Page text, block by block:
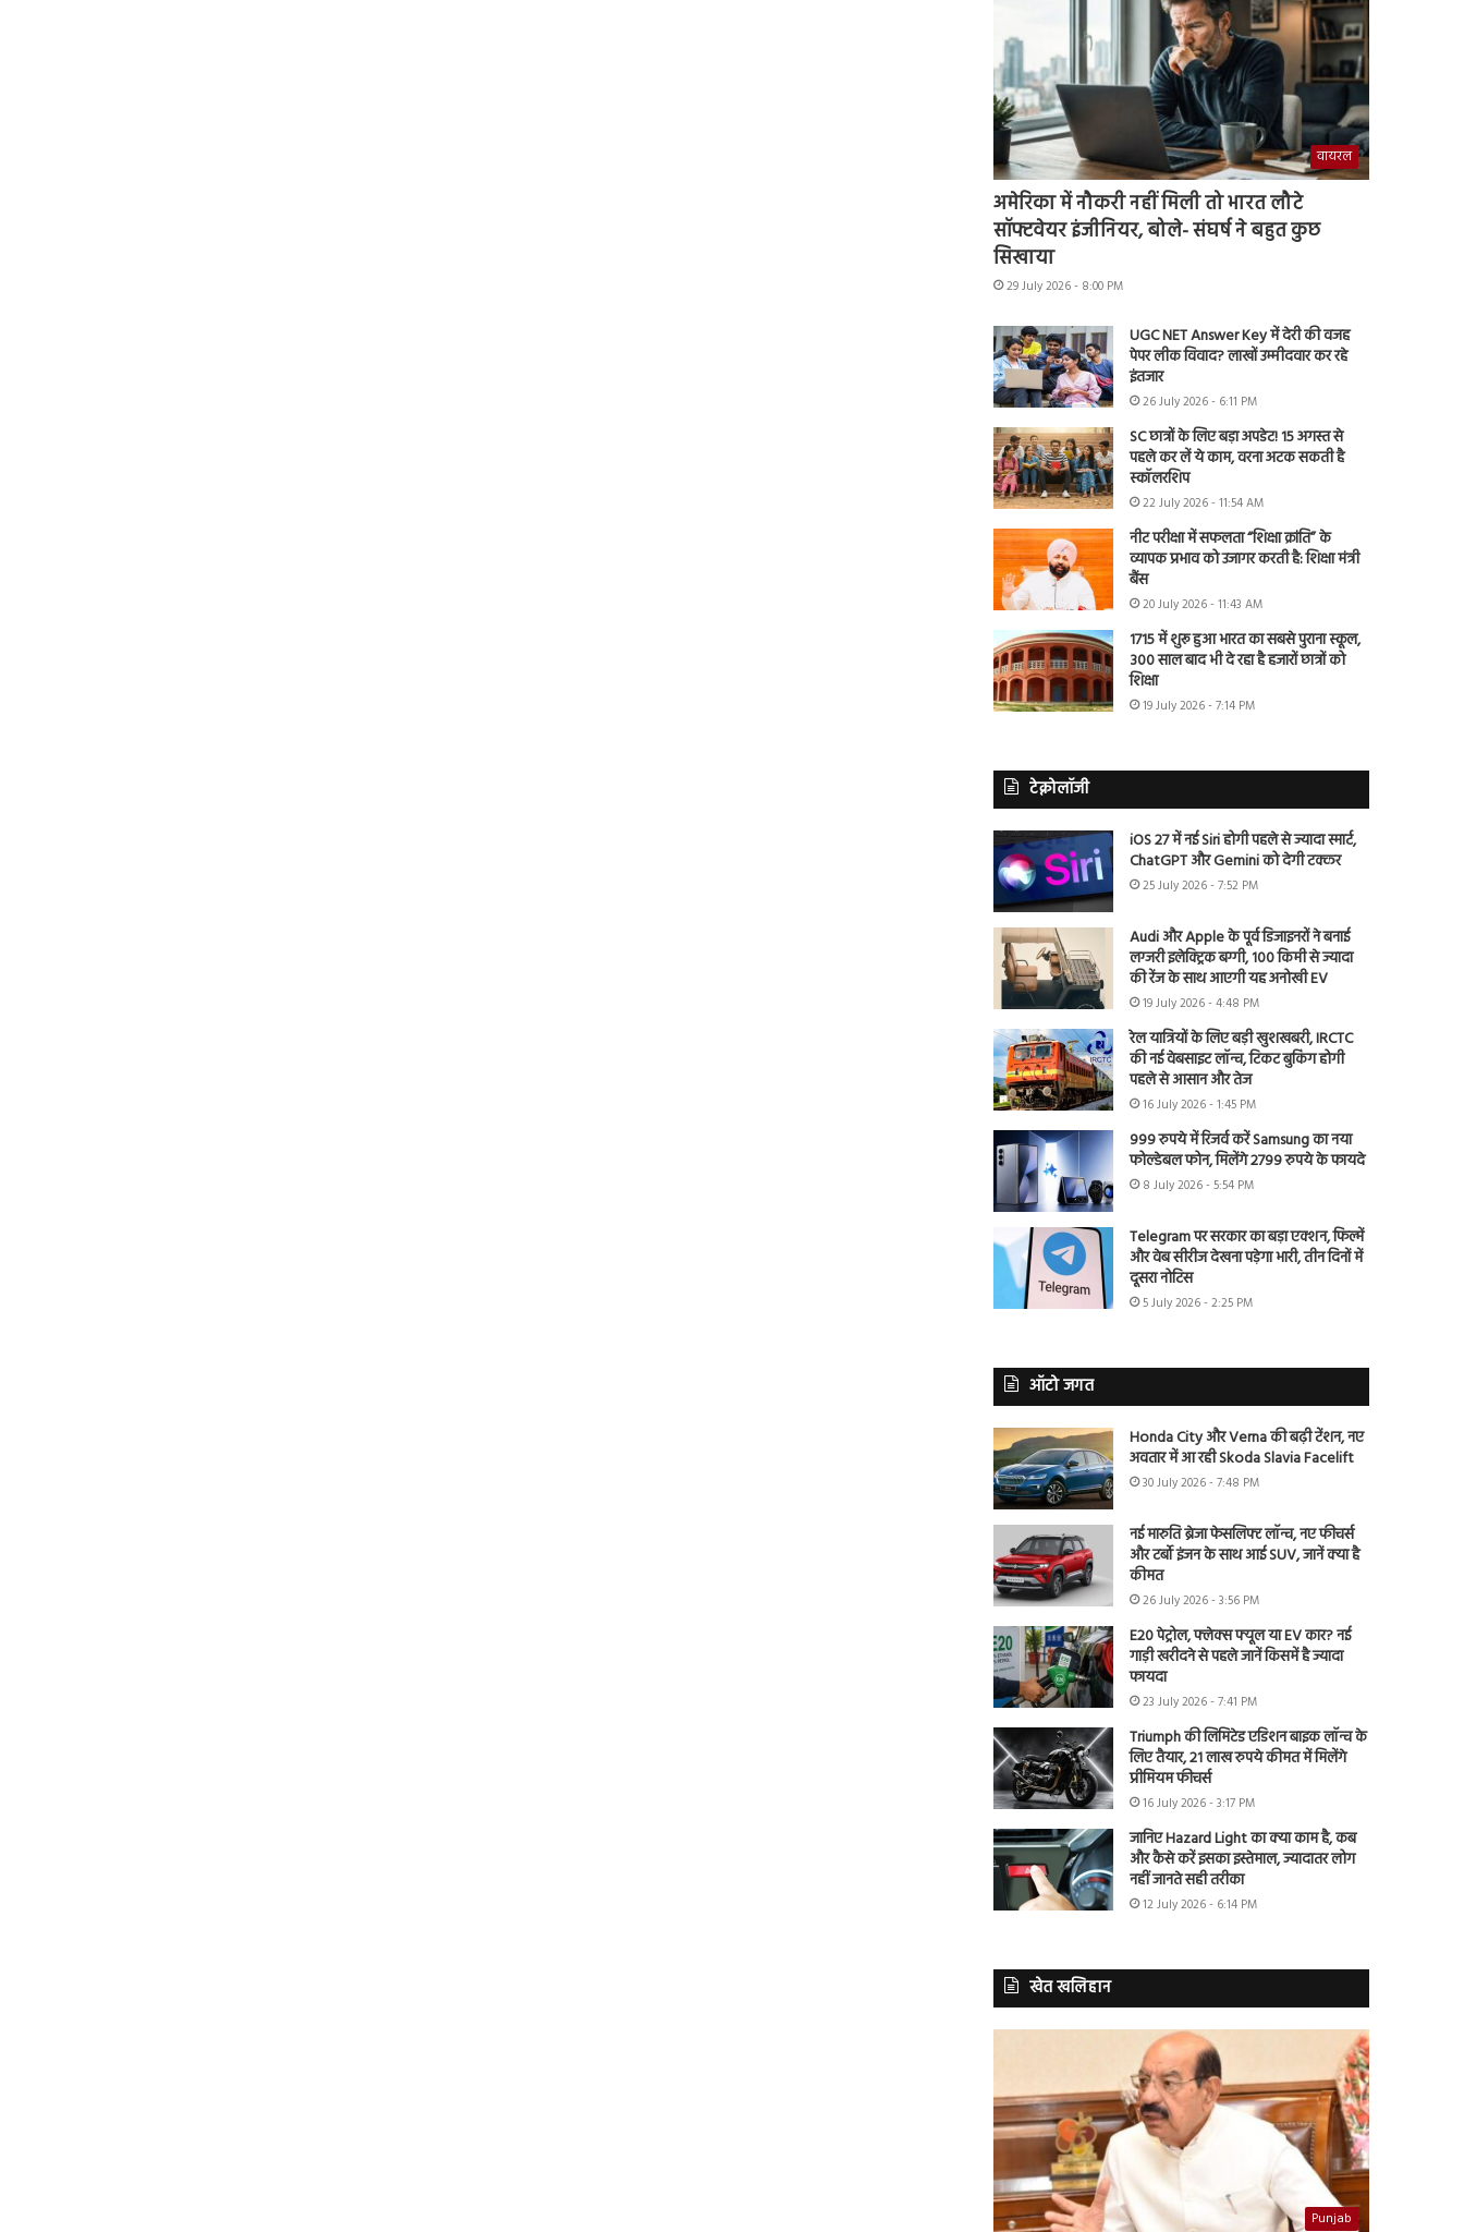
वायरल
अमेरिका में नौकरी नहीं मिली तो भारत लौटे
सॉफ्टवेयर इंजीनियर, बोले- संघर्ष ने बहुत कुछ
सिखाया
29 July 2026 - 8:00 PM
UGC NET Answer Key में देरी की वजह
पेपर लीक विवाद? लाखों उम्मीदवार कर रहे
इंतजार
26 July 2026 - 6:11 PM
SC छात्रों के लिए बड़ा अपडेट! 15 अगस्त से
पहले कर लें ये काम, वरना अटक सकती है
स्कॉलरशिप
22 July 2026 - 11:54 AM
नीट परीक्षा में सफलता “शिक्षा क्रांति” के
व्यापक प्रभाव को उजागर करती है: शिक्षा मंत्री
बैंस
20 July 2026 - 11:43 AM
1715 में शुरू हुआ भारत का सबसे पुराना स्कूल,
300 साल बाद भी दे रहा है हजारों छात्रों को
शिक्षा
19 July 2026 - 7:14 PM
टेक्नोलॉजी
iOS 27 में नई Siri होगी पहले से ज्यादा स्मार्ट,
ChatGPT और Gemini को देगी टक्कर
25 July 2026 - 7:52 PM
Audi और Apple के पूर्व डिजाइनरों ने बनाई
लग्जरी इलेक्ट्रिक बग्गी, 100 किमी से ज्यादा
की रेंज के साथ आएगी यह अनोखी EV
19 July 2026 - 4:48 PM
रेल यात्रियों के लिए बड़ी खुशखबरी, IRCTC
की नई वेबसाइट लॉन्च, टिकट बुकिंग होगी
पहले से आसान और तेज
16 July 2026 - 1:45 PM
999 रुपये में रिजर्व करें Samsung का नया
फोल्डेबल फोन, मिलेंगे 2799 रुपये के फायदे
8 July 2026 - 5:54 PM
Telegram पर सरकार का बड़ा एक्शन, फिल्में
और वेब सीरीज देखना पड़ेगा भारी, तीन दिनों में
दूसरा नोटिस
5 July 2026 - 2:25 PM
ऑटो जगत
Honda City और Verna की बढ़ी टेंशन, नए
अवतार में आ रही Skoda Slavia Facelift
30 July 2026 - 7:48 PM
नई मारुति ब्रेजा फेसलिफ्ट लॉन्च, नए फीचर्स
और टर्बो इंजन के साथ आई SUV, जानें क्या है
कीमत
26 July 2026 - 3:56 PM
E20 पेट्रोल, फ्लेक्स फ्यूल या EV कार? नई
गाड़ी खरीदने से पहले जानें किसमें है ज्यादा
फायदा
23 July 2026 - 7:41 PM
Triumph की लिमिटेड एडिशन बाइक लॉन्च के
लिए तैयार, 21 लाख रुपये कीमत में मिलेंगे
प्रीमियम फीचर्स
16 July 2026 - 3:17 PM
जानिए Hazard Light का क्या काम है, कब
और कैसे करें इसका इस्तेमाल, ज्यादातर लोग
नहीं जानते सही तरीका
12 July 2026 - 6:14 PM
खेत खलिहान
Punjab